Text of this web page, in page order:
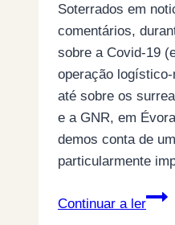
Soterrados em
comentários,
sobre a Covid-19
operação
até sobre os
e a GNR, em
demos conta de
particularmente
Continuar a ler